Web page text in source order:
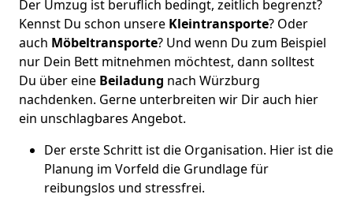
Der Umzug ist beruflich bedingt, zeitlich begrenzt?
Kennst Du schon unsere Kleintransporte? Oder
auch Möbeltransporte? Und wenn Du zum Beispiel
nur Dein Bett mitnehmen möchtest, dann solltest
Du über eine Beiladung nach Würzburg
nachdenken. Gerne unterbreiten wir Dir auch hier
ein unschlagbares Angebot.
Der erste Schritt ist die Organisation. Hier ist die
Planung im Vorfeld die Grundlage für
reibungslos und stressfrei.